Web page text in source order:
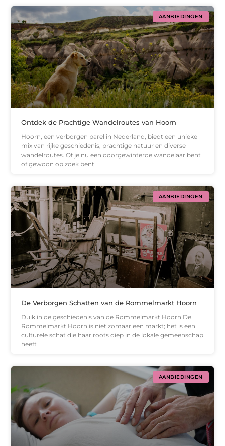
AANBIEDINGEN
Ontdek de Prachtige Wandelroutes van Hoorn
Hoorn, een verborgen parel in Nederland, biedt een unieke
mix van rijke geschiedenis, prachtige natuur en diverse
wandelroutes. Of je nu een doorgewinterde wandelaar bent
of gewoon op zoek bent
AANBIEDINGEN
De Verborgen Schatten van de Rommelmarkt Hoorn
Duik in de geschiedenis van de Rommelmarkt Hoorn De
Rommelmarkt Hoorn is niet zomaar een markt; het is een
culturele schat die haar roots diep in de lokale gemeenschap
heeft
AANBIEDINGEN